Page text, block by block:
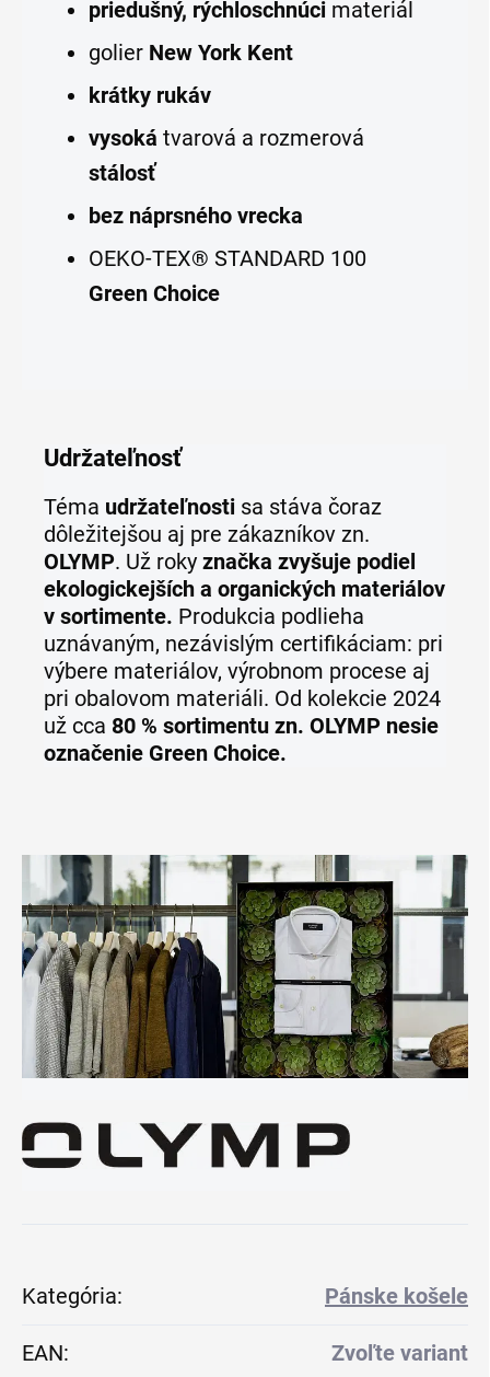
priedušný, rýchloschnúci materiál
golier New York Kent
krátky rukáv
vysoká tvarová a rozmerová
stálosť
bez náprsného vrecka
OEKO-TEX® STANDARD 100
Green Choice
Udržateľnosť
Téma udržateľnosti sa stáva čoraz
dôležitejšou aj pre zákazníkov zn.
OLYMP. Už roky značka zvyšuje podiel
ekologickejších a organických materiálov
v sortimente. Produkcia podlieha
uznávaným, nezávislým certifikáciam: pri
výbere materiálov, výrobnom procese aj
pri obalovom materiáli. Od kolekcie 2024
už cca 80 % sortimentu zn. OLYMP nesie
označenie Green Choice.
Kategória: Pánske košele
EAN: Zvoľte variant